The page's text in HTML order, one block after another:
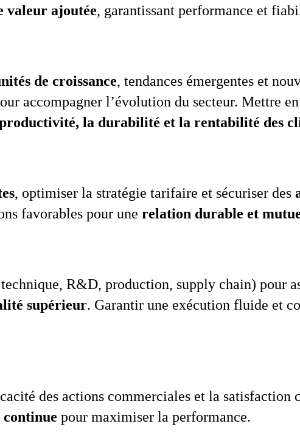
valeur ajoutée, garantissant performance et
de croissance, tendances émergentes et
accompagner l’évolution du secteur. Mettre
la durabilité et la rentabilité des
, optimiser la stratégie tarifaire et sécuriser des
favorables pour une relation durable et
R&D, production, supply chain) pour
supérieur. Garantir une exécution fluide et
des actions commerciales et la satisfaction
pour maximiser la performance.